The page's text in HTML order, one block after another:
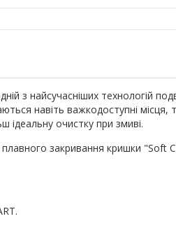
з найсучасніших технологій
навіть важкодоступні
очистку при змиві.
закривання кришки